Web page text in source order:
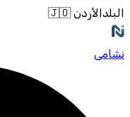
البلدالأردن 🇯🇴
نشامى